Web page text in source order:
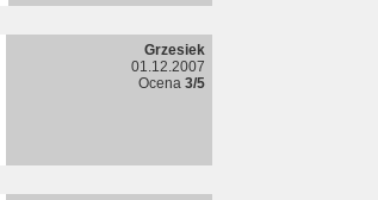
Grzesiek
01.12.2007
Ocena 3/5